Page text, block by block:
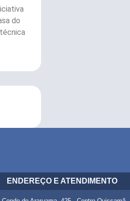
do
ENDEREÇO E ATENDIMENTO